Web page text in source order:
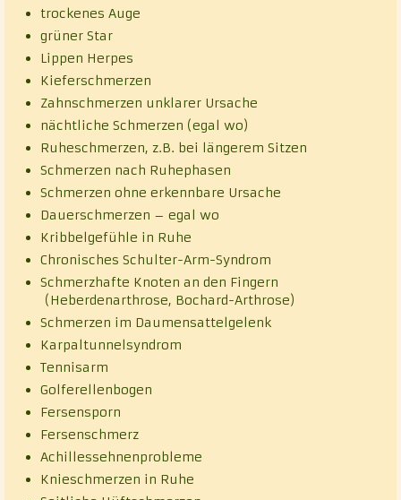
trockenes Auge
grüner Star
Lippen Herpes
Kieferschmerzen
Zahnschmerzen unklarer Ursache
nächtliche Schmerzen (egal wo)
Ruheschmerzen, z.B. bei längerem Sitzen
Schmerzen nach Ruhephasen
Schmerzen ohne erkennbare Ursache
Dauerschmerzen – egal wo
Kribbelgefühle in Ruhe
Chronisches Schulter-Arm-Syndrom
Schmerzhafte Knoten an den Fingern
(Heberdenarthrose, Bochard-Arthrose)
Schmerzen im Daumensattelgelenk
Karpaltunnelsyndrom
Tennisarm
Golferellenbogen
Fersensporn
Fersenschmerz
Achillessehnenprobleme
Knieschmerzen in Ruhe